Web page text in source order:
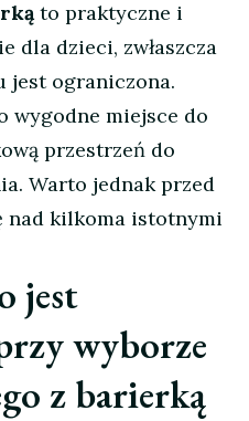
to praktyczne i
dla dzieci, zwłaszcza
jest ograniczona.
wygodne miejsce do
przestrzeń do
Warto jednak przed
nad kilkoma istotnymi
jest
wyborze
z barierką